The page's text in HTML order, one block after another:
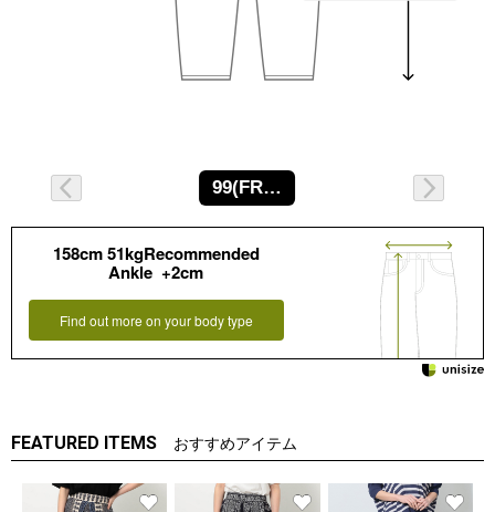
99(FREE)
158cm 51kgRecommended
Ankle +2cm
Find out more on your body type
FEATURED ITEMS おすすめアイテム